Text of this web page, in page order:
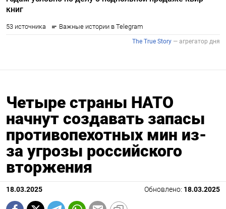
Четыре страны НАТО
начнут создавать запасы
противопехотных мин из-
за угрозы российского
вторжения
18.03.2025 Обновлено: 18.03.2025